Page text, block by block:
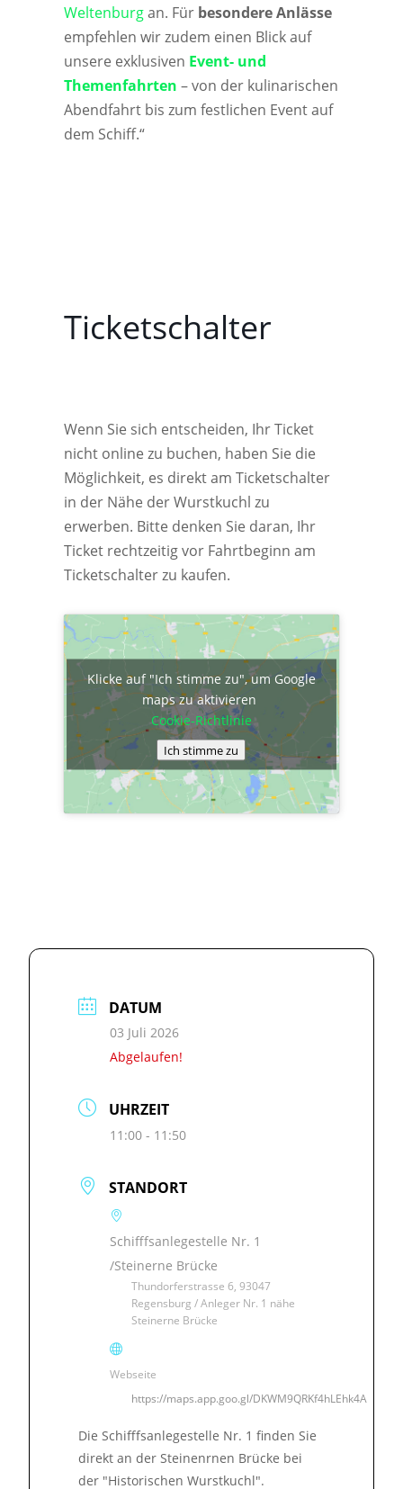
Weltenburgan. Für besondere Anlässe
empfehlen wir zudem einen Blick auf
unsere exklusiven Event- und
Themenfahrten – von der kulinarischen
Abendfahrt bis zum festlichen Event auf
dem Schiff.“
Ticketschalter
Wenn Sie sich entscheiden, Ihr Ticket
nicht online zu buchen, haben Sie die
Möglichkeit, es direkt am Ticketschalter
in der Nähe der Wurstkuchl zu
erwerben. Bitte denken Sie daran, Ihr
Ticket rechtzeitig vor Fahrtbeginn am
Ticketschalter zu kaufen.
Klicke auf "Ich stimme zu", um Google
maps zu aktivieren
Cookie-Richtlinie
Ich stimme zu
DATUM
03 Juli 2026
Abgelaufen!
UHRZEIT
11:00 - 11:50
STANDORT
Schifffsanlegestelle Nr. 1
/Steinerne Brücke
Thundorferstrasse 6, 93047
Regensburg / Anleger Nr. 1 nähe
Steinerne Brücke
Webseite
https://maps.app.goo.gl/DKWM9QRKf4hLEhk4A
Die Schifffsanlegestelle Nr. 1 finden Sie
direkt an der Steinenrnen Brücke bei
der "Historischen Wurstkuchl".